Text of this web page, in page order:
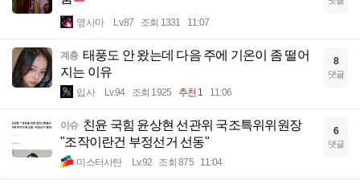
옆사마 Lv.87 조회 1331 11:07
계층 태풍도 안 왔는데 다음 주에 기온이 좀 떨어
지는 이유
입사 Lv.94 조회 1925 추천 1 11:06
8
댓글
이슈 친윤 국힘 윤상현 선관위 국조특위위원장
"조작이란건 부정선거 선동"
미스터사탄 Lv.92 조회 875 11:04
6
댓글